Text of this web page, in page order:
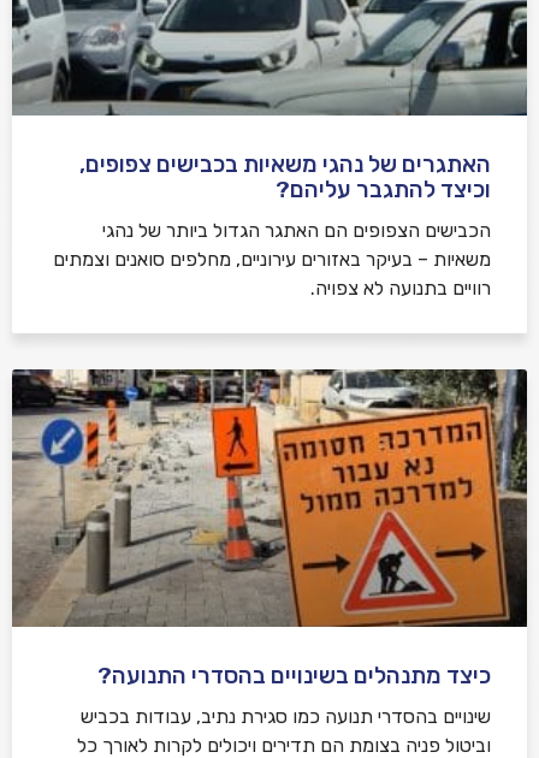
האתגרים של נהגי משאיות בכבישים צפופים,
וכיצד להתגבר עליהם?
הכבישים הצפופים הם האתגר הגדול ביותר של נהגי
משאיות – בעיקר באזורים עירוניים, מחלפים סואנים וצמתים
רוויים בתנועה לא צפויה.
כיצד מתנהלים בשינויים בהסדרי התנועה?
שינויים בהסדרי תנועה כמו סגירת נתיב, עבודות בכביש
וביטול פניה בצומת הם תדירים ויכולים לקרות לאורך כל